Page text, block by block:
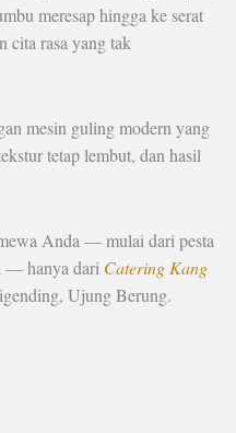
meresap hingga ke serat
cita rasa yang tak
mesin guling modern yang
tetap lembut, dan hasil
Anda — mulai dari pesta
— hanya dari Catering Kang
Ujung Berung.